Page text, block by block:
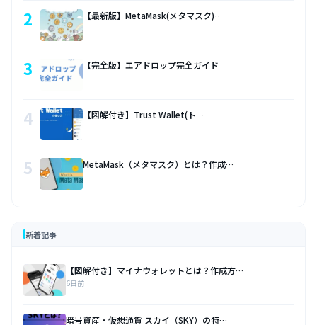
2 【最新版】MetaMask(メタマスク)…
3 【完全版】エアドロップ完全ガイド
4 【図解付き】Trust Wallet(ト…
5 MetaMask（メタマスク）とは？作成…
新着記事
【図解付き】マイナウォレットとは？作成方…
6日前
暗号資産・仮想通貨 スカイ（SKY）の特…